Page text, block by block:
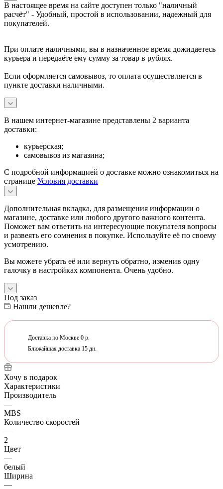
В настоящее время на сайте доступен только "наличный
расчёт" - Удобный, простой в использовании, надежный для
покупателей.
При оплате наличными, вы в назначенное время дожидаетесь
курьера и передаёте ему сумму за товар в рублях.
Если оформляется самовывоз, то оплата осуществляется в
пункте доставки наличными.
В нашем интернет-магазине представлены 2 варианта
доставки:
курьерская;
самовывоз из магазина;
С подробной информацией о доставке можно ознакомиться на
странице Условия доставки
Дополнительная вкладка, для размещения информации о
магазине, доставке или любого другого важного контента.
Поможет вам ответить на интересующие покупателя вопросы
и развеять его сомнения в покупке. Используйте её по своему
усмотрению.
Вы можете убрать её или вернуть обратно, изменив одну
галочку в настройках компонента. Очень удобно.
Под заказ
Нашли дешевле?
Доставка по Москве 0 р.
Ближайшая доставка 15 дн.
Хочу в подарок
Характеристики
Производитель
—
MBS
Количество скоростей
—
2
Цвет
—
белый
Ширина
—